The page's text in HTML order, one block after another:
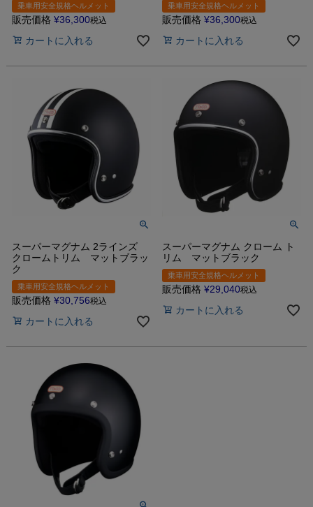
乗車用安全規格ヘルメット
販売価格 ¥36,300税込
カートに入れる
乗車用安全規格ヘルメット
販売価格 ¥36,300税込
カートに入れる
スーパーマグナム 2ラインズ
クロームトリム マットブラッ
ク
乗車用安全規格ヘルメット
販売価格 ¥30,756税込
カートに入れる
スーパーマグナム クローム ト
リム マットブラック
乗車用安全規格ヘルメット
販売価格 ¥29,040税込
カートに入れる